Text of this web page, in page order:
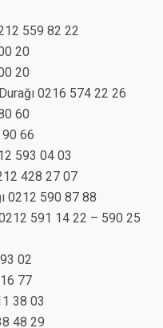
559 82 22
20
20
0216 574 22 26
60
90 66
593 04 03
428 27 07
0212 590 87 88
591 14 22 – 590 25
02
77
38 03
48 29